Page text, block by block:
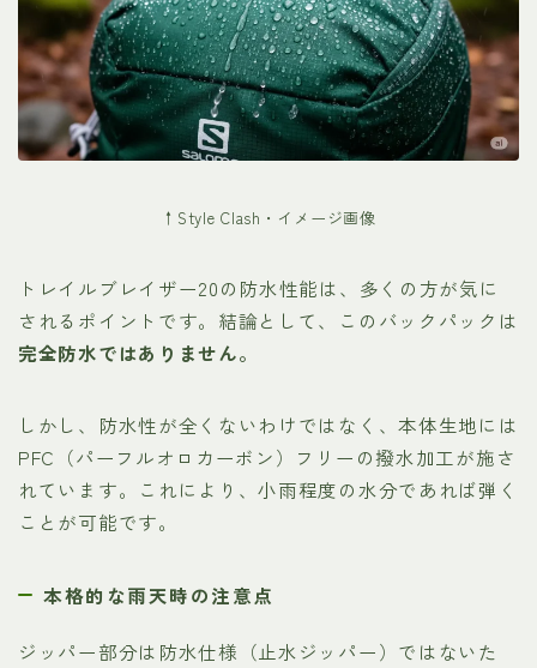
↑Style Clash・イメージ画像
トレイルブレイザー20の防水性能は、多くの方が気に
されるポイントです。結論として、このバックパックは
完全防水ではありません。
しかし、防水性が全くないわけではなく、本体生地には
PFC（パーフルオロカーボン）フリーの撥水加工が施さ
れています。これにより、小雨程度の水分であれば弾く
ことが可能です。
本格的な雨天時の注意点
ジッパー部分は防水仕様（止水ジッパー）ではないた